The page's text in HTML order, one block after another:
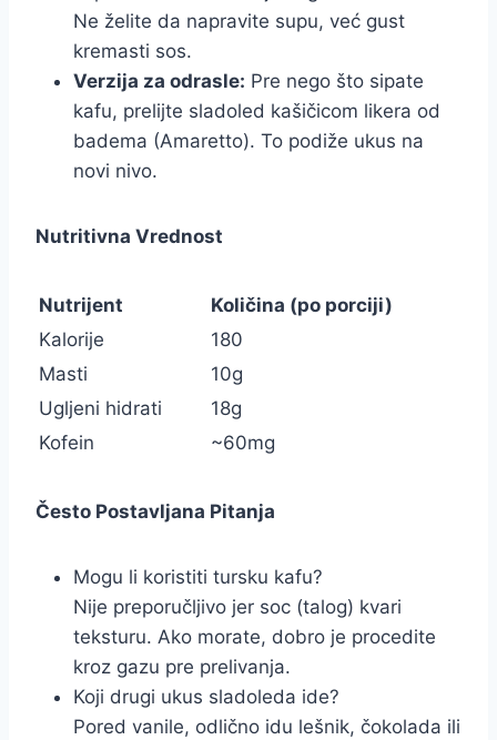
Ne želite da napravite supu, već gust
kremasti sos.
Verzija za odrasle: Pre nego što sipate
kafu, prelijte sladoled kašičicom likera od
badema (Amaretto). To podiže ukus na
novi nivo.
Nutritivna Vrednost
Nutrijent
Količina (po porciji)
Kalorije
180
Masti
10g
Ugljeni hidrati
18g
Kofein
~60mg
Često Postavljana Pitanja
Mogu li koristiti tursku kafu?
Nije preporučljivo jer soc (talog) kvari
teksturu. Ako morate, dobro je procedite
kroz gazu pre prelivanja.
Koji drugi ukus sladoleda ide?
Pored vanile, odlično idu lešnik, čokolada ili